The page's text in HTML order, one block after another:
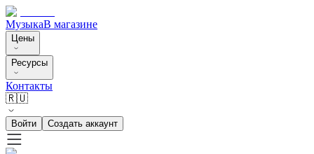
МузыкаВ магазине
Цены
Ресурсы
Контакты
🇷🇺
Войти Создать аккаунт